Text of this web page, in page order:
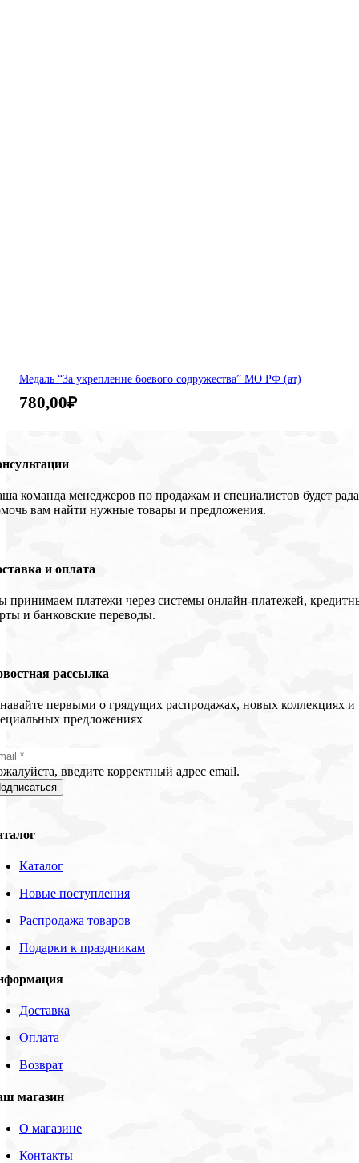
Медаль “За укрепление боевого содружества” МО РФ (ат)
780,00₽
команда менеджеров по продажам и специалистов будет рада
вам найти нужные товары и предложения.
и оплата
принимаем платежи через системы онлайн-платежей,
и банковские переводы.
рассылка
первыми о грядущих распродажах, новых коллекциях и
предложениях
введите корректный адрес email.
Каталог
Новые поступления
Распродажа товаров
Подарки к праздникам
Доставка
Оплата
Возврат
магазин
О магазине
Контакты